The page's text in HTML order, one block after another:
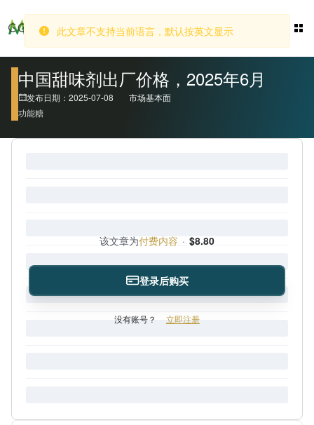
中国甜味剂出厂价格，2025年6月
发布日期：2025-07-08
市场基本面
功能糖
该文章为付费内容 · $8.80
登录后购买
没有账号？ 立即注册